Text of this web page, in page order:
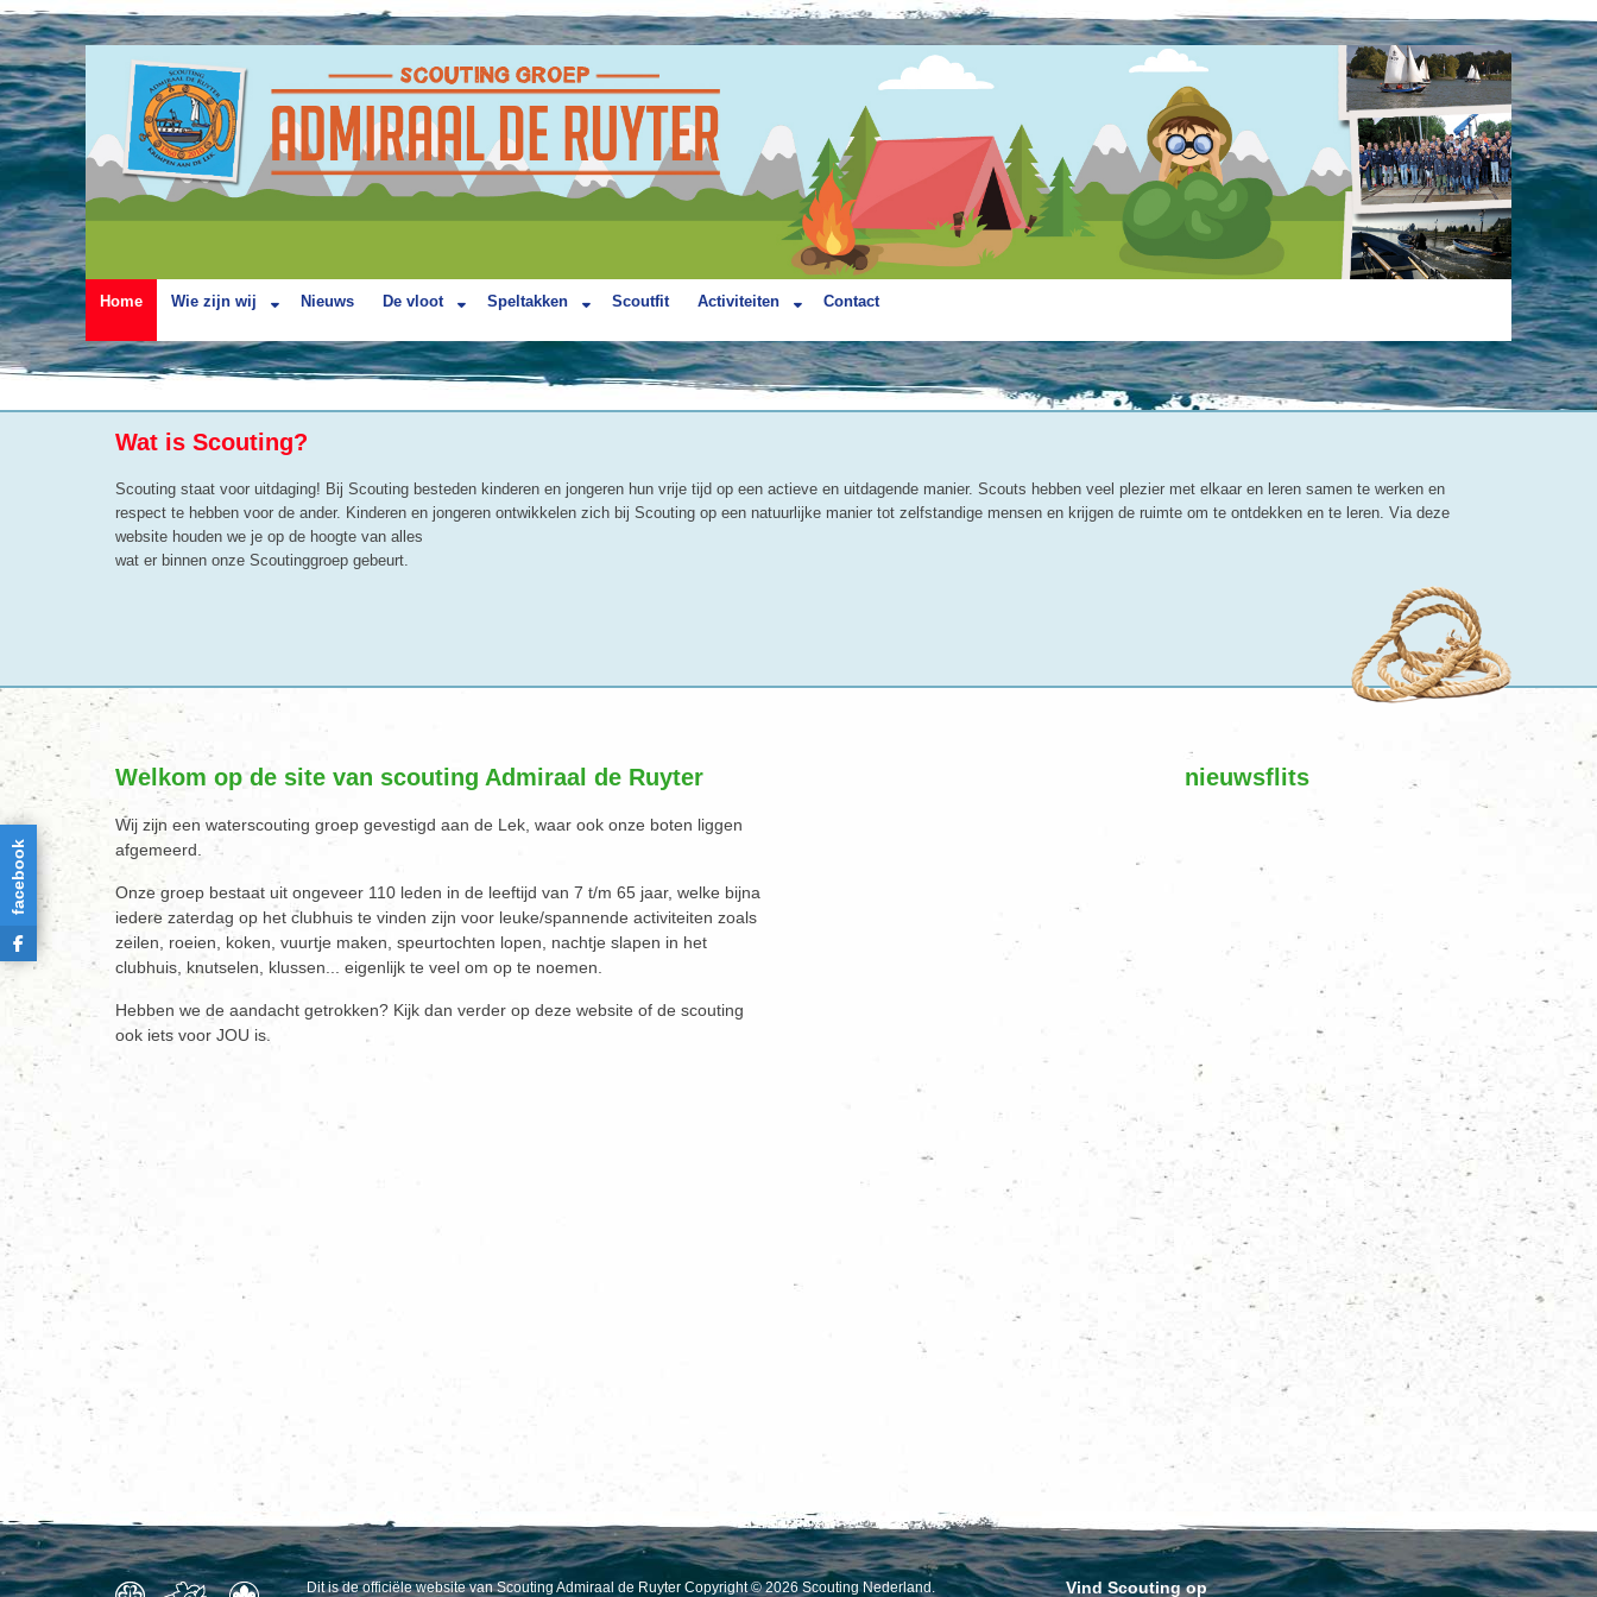
Home Wie zijn wij Nieuws De vloot Speltakken Scoutfit Activiteiten Contact
Wat is Scouting?
Scouting staat voor uitdaging! Bij Scouting besteden kinderen en jongeren hun vrije tijd op een actieve en uitdagende manier. Scouts hebben veel plezier met elkaar en leren samen te werken en
respect te hebben voor de ander. Kinderen en jongeren ontwikkelen zich bij Scouting op een natuurlijke manier tot zelfstandige mensen en krijgen de ruimte om te ontdekken en te leren. Via deze
website houden we je op de hoogte van alles
wat er binnen onze Scoutinggroep gebeurt.
Welkom op de site van scouting Admiraal de Ruyter
Wij zijn een waterscouting groep gevestigd aan de Lek, waar ook onze boten liggen
afgemeerd.
Onze groep bestaat uit ongeveer 110 leden in de leeftijd van 7 t/m 65 jaar, welke bijna
iedere zaterdag op het clubhuis te vinden zijn voor leuke/spannende activiteiten zoals
zeilen, roeien, koken, vuurtje maken, speurtochten lopen, nachtje slapen in het
clubhuis, knutselen, klussen... eigenlijk te veel om op te noemen.
Hebben we de aandacht getrokken? Kijk dan verder op deze website of de scouting
ook iets voor JOU is.
facebook
nieuwsflits
Dit is de officiële website van Scouting Admiraal de Ruyter Copyright © 2026 Scouting Nederland. Vind Scouting op